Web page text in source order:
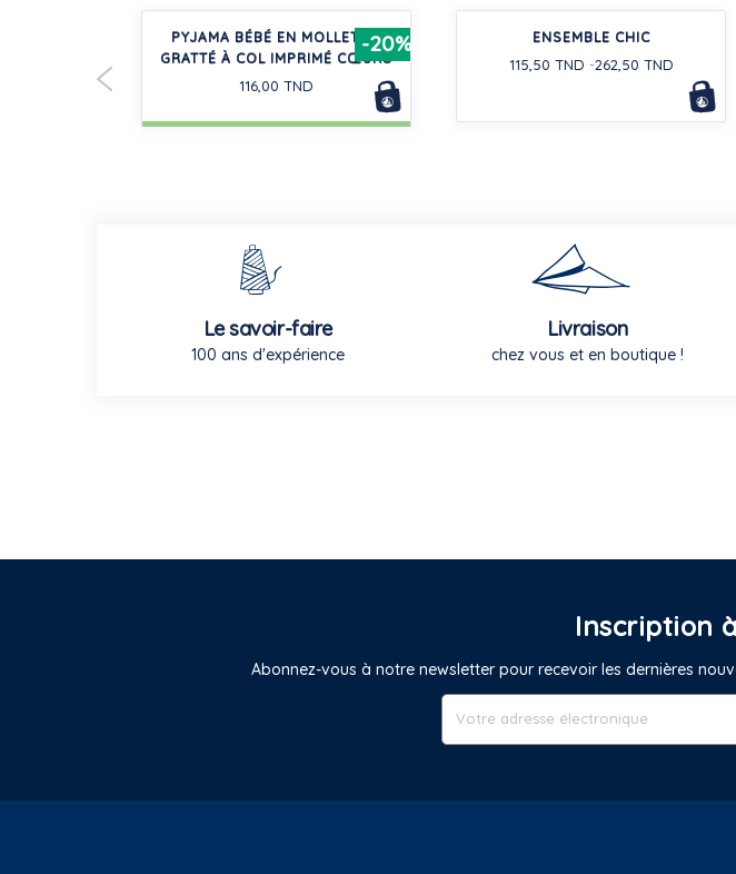
-20%
PYJAMA BÉBÉ EN MOLLETON
GRATTÉ À COL IMPRIMÉ CŒURS
116,00 TND
ENSEMBLE CHIC
115,50 TND 262,50 TND
Le savoir-faire
100 ans d'expérience
Livraison
chez vous et en boutique !
Inscription
Abonnez-vous à notre newsletter pour recevoir les dernières